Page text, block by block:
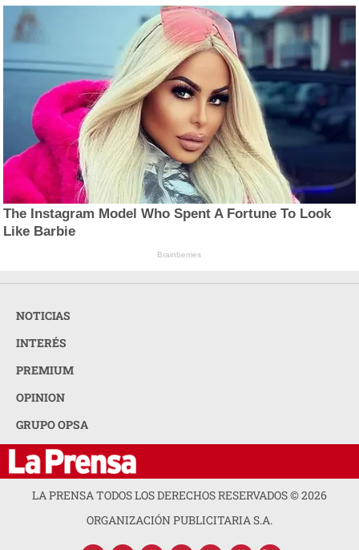
The Instagram Model Who Spent A Fortune To Look
Like Barbie
Brainberries
NOTICIAS
INTERÉS
PREMIUM
OPINION
GRUPO OPSA
LA PRENSA TODOS LOS DERECHOS RESERVADOS ©2026
ORGANIZACIÓN PUBLICITARIA S.A.